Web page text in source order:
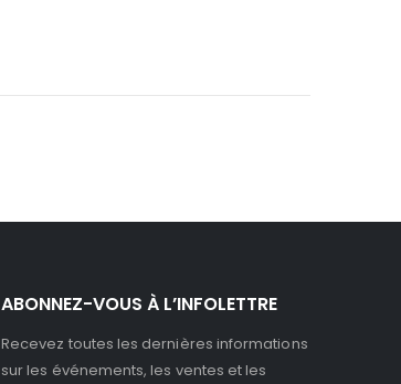
ABONNEZ-VOUS À L’INFOLETTRE
Recevez toutes les dernières informations
sur les événements, les ventes et les